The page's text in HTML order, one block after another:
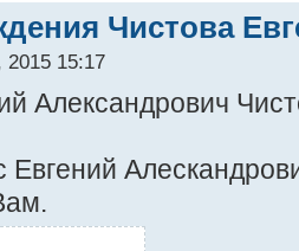
Чистова
2015 15:17
Александрович